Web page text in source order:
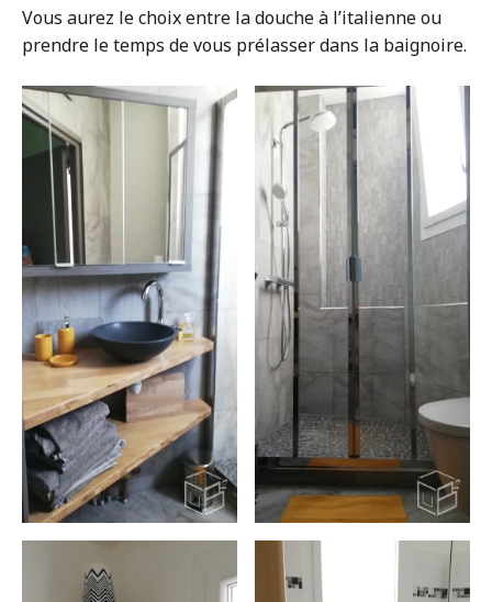
Vous aurez le choix entre la douche à l’italienne ou
prendre le temps de vous prélasser dans la baignoire.